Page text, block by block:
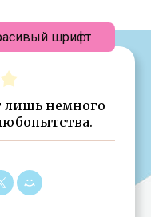
лишь немного
шрифт